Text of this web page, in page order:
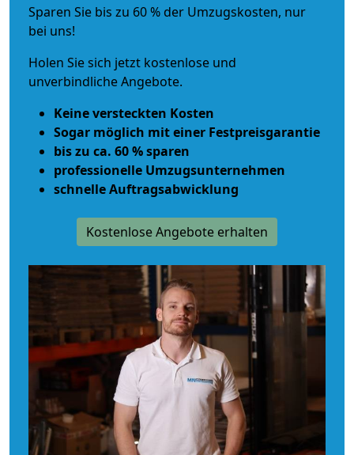
Sparen Sie bis zu 60 % der Umzugskosten, nur
bei uns!
Holen Sie sich jetzt kostenlose und
unverbindliche Angebote.
Keine versteckten Kosten
Sogar möglich mit einer Festpreisgarantie
bis zu ca. 60 % sparen
professionelle Umzugsunternehmen
schnelle Auftragsabwicklung
Kostenlose Angebote erhalten